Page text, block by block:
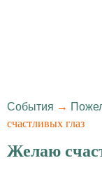
События →
счастливых глаз
Желаю